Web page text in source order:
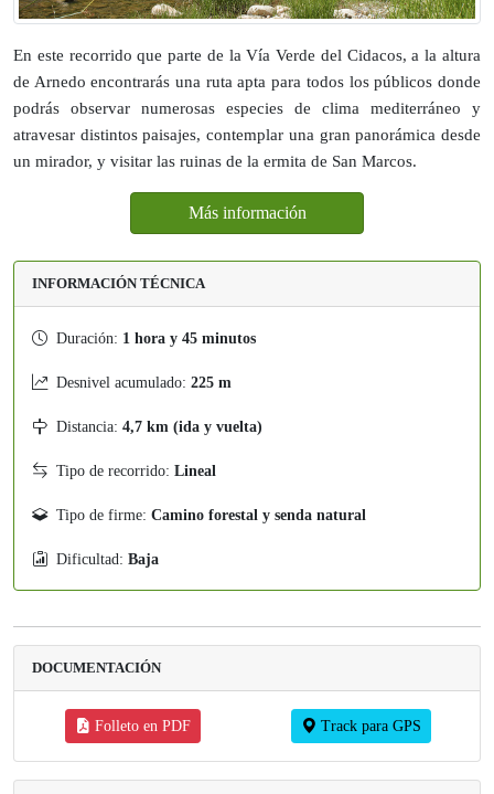
En este recorrido que parte de la Vía Verde del Cidacos, a la altura
de Arnedo encontrarás una ruta apta para todos los públicos donde
podrás observar numerosas especies de clima mediterráneo y
atravesar distintos paisajes, contemplar una gran panorámica desde
un mirador, y visitar las ruinas de la ermita de San Marcos.
Más información
INFORMACIÓN TÉCNICA
Duración: 1 hora y 45 minutos
Desnivel acumulado: 225 m
Distancia: 4,7 km (ida y vuelta)
Tipo de recorrido: Lineal
Tipo de firme: Camino forestal y senda natural
Dificultad: Baja
DOCUMENTACIÓN
Folleto en PDF Track para GPS